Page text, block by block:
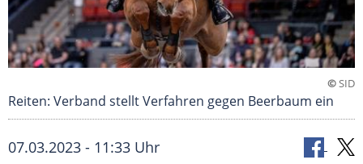
©SID
Reiten: Verband stellt Verfahren gegen Beerbaum ein
07.03.2023 - 11:33 Uhr